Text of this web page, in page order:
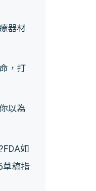
器材
，打
以為
如
草稿指